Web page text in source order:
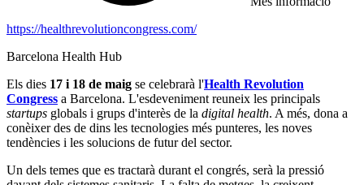
https://healthrevolutioncongress.com/
Barcelona Health Hub
Els dies 17 i 18 de maig se celebrarà l'Health Revolution
Congress a Barcelona. L'esdeveniment reuneix les principals
startups globals i grups d'interès de la digital health. A més, dona a
conèixer des de dins les tecnologies més punteres, les noves
tendències i les solucions de futur del sector.
Un dels temes que es tractarà durant el congrés, serà la pressió